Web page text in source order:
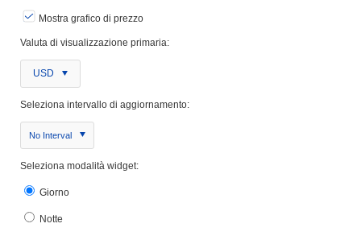
Mostra grafico di prezzo
Valuta di visualizzazione primaria:
USD
Seleziona intervallo di aggiornamento:
No Interval
Seleziona modalità widget:
Giorno
Notte